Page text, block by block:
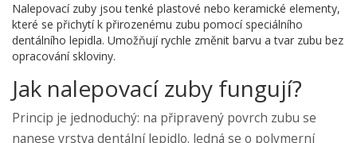
Nalepovací zuby jsou tenké plastové nebo keramické elementy,
které se přichytí k přirozenému zubu pomocí speciálního
dentálního lepidla. Umožňují rychle změnit barvu a tvar zubu bez
opracování skloviny.
Jak nalepovací zuby fungují?
Princip je jednoduchý: na připravený povrch zubu se
nanese vrstva dentální lepidlo. Jedná se o polymerní